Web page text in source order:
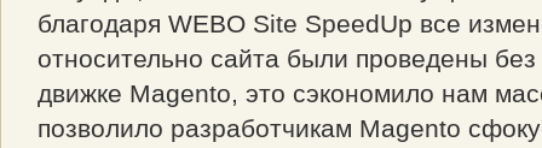
благодаря WEBO Site SpeedUp все
относительно сайта были проведены
движке Magento, это сэкономило нам
позволило разработчикам Magento